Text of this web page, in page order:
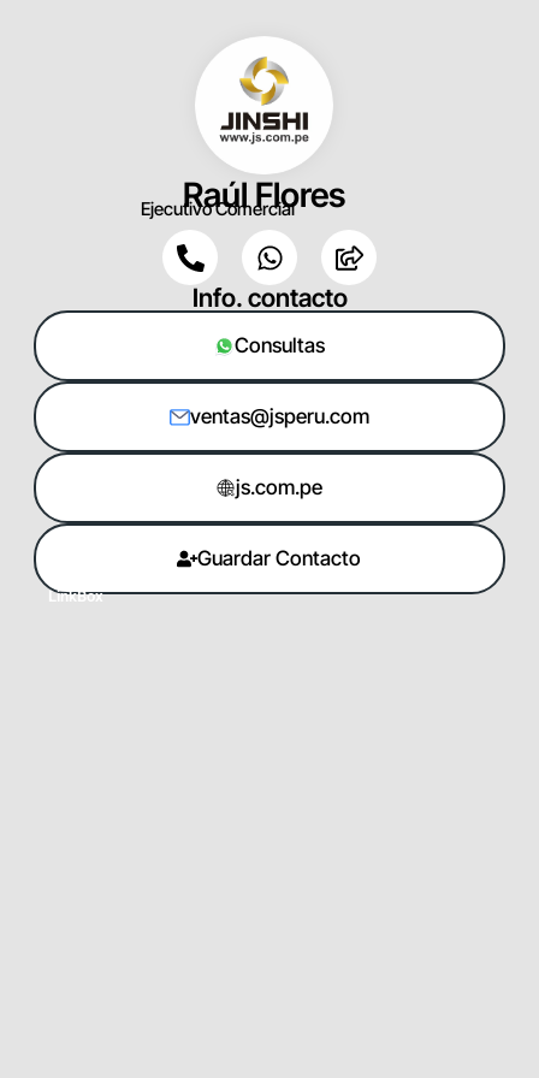
Raúl Flores
Ejecutivo Comercial
Info. contacto
Consultas
ventas@jsperu.com
js.com.pe
Guardar Contacto
LinkBox